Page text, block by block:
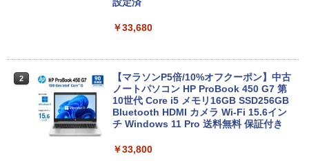
￥33,680
2
【マラソンP5倍/10%オフクーポン】中古
ノートパソコン HP ProBook 450 G7 第
10世代 Core i5 メモリ16GB SSD256GB
Bluetooth HDMI カメラ Wi-Fi 15.6イン
チ Windows 11 Pro 送料無料 保証付き
￥33,800